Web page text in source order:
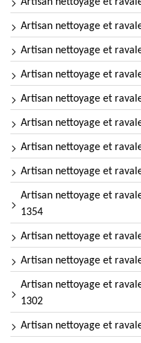
Artisan nettoyage et
Artisan nettoyage et
Artisan nettoyage et
Artisan nettoyage et
Artisan nettoyage et
Artisan nettoyage et
Artisan nettoyage et
Artisan nettoyage et
1354
Artisan nettoyage et
Artisan nettoyage et
Artisan nettoyage et
1302
Artisan nettoyage et